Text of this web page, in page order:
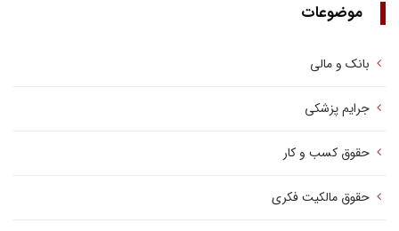
موضوعات
بانک و مالی
جرایم پزشکی
حقوق کسب‌ و کار
حقوق مالکیت فکری